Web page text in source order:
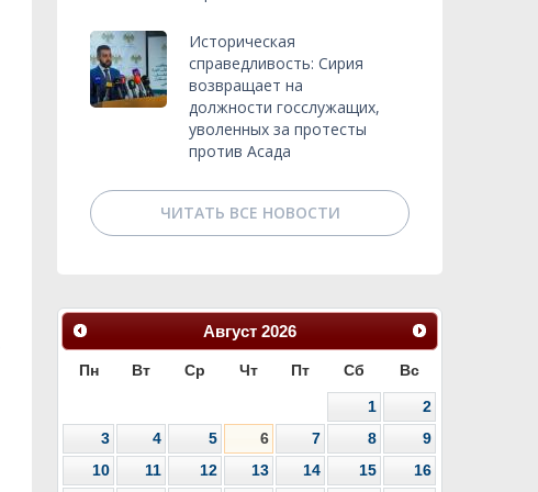
Историческая
справедливость: Сирия
возвращает на
должности госслужащих,
уволенных за протесты
против Асада
ЧИТАТЬ ВСЕ НОВОСТИ
Август 2026
Пн Вт Ср Чт Пт Сб Вс
1
2
3
4 5 6 7 8
9
10
11 12 13 14 15
16